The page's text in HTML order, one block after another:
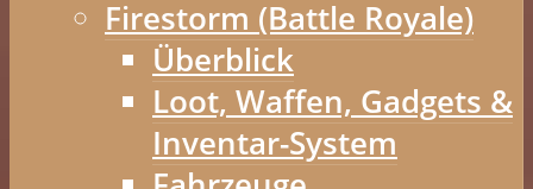
Firestorm (Battle Royale)
Überblick
Loot, Waffen, Gadgets &
Inventar-System